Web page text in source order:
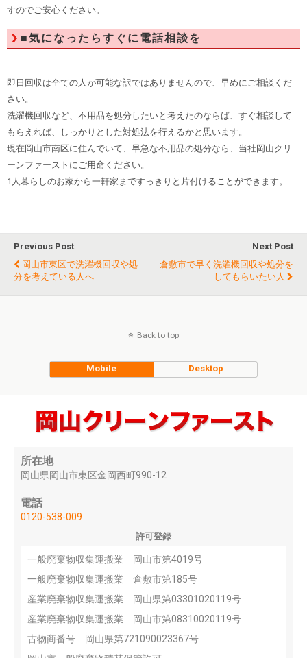
すのでご安心ください。
■気になったらすぐに電話相談を
即日回収は全ての人が可能な訳ではありませんので、早めにご相談くだ
さい。
洗濯機回収など、不用品を処分したいと考えたのならば、すぐ相談して
もらえれば、しっかりとした対処法を行えるかと思います。
現在岡山市南区に住んでいて、早急な不用品の処分なら、当社岡山クリ
ーンファーストにご用命ください。
1人暮らしのお家から一軒家まですっきりと片付けることができます。
Previous Post
岡山市東区で洗濯機回収や処
分を考えている人へ
Next Post
倉敷市で早く洗濯機回収や処分を
してもらいたい人
Back to top
Mobile Desktop
所在地
岡山県岡山市東区金岡西町990-12
電話
0120-538-009
許可登録
一般廃棄物収集運搬業 岡山市第4019号
一般廃棄物収集運搬業 倉敷市第185号
産業廃棄物収集運搬業 岡山県第03301020119号
産業廃棄物収集運搬業 岡山市第08310020119号
古物商番号 岡山県第721090023367号